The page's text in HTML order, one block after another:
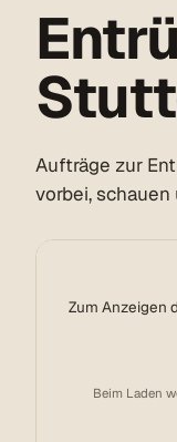
Aufträge zur
vorbei,
Zum Anzeigen
Beim Laden